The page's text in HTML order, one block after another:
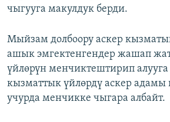
чыгууга макулдук берди.
Мыйзам долбоору аскер
ашык эмгектенгендер жашап
үйлөрүн менчиктештирип
кызматтык үйлөрдү аскер адамы
учурда менчикке чыгара албайт.